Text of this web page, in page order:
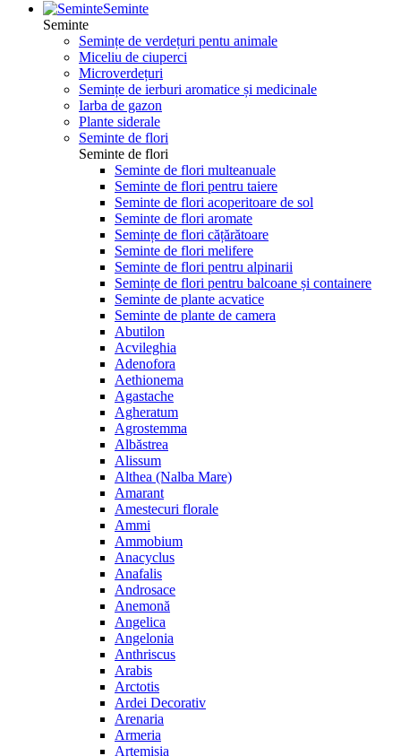
Seminte
Seminte
Semințe de verdețuri pentu animale
Miceliu de ciuperci
Microverdețuri
Semințe de ierburi aromatice și medicinale
Iarba de gazon
Plante siderale
Seminte de flori
Seminte de flori
Seminte de flori multeanuale
Seminte de flori pentru taiere
Seminte de flori acoperitoare de sol
Seminte de flori aromate
Semințe de flori cățărătoare
Seminte de flori melifere
Seminte de flori pentru alpinarii
Semințe de flori pentru balcoane și containere
Seminte de plante acvatice
Seminte de plante de camera
Abutilon
Acvileghia
Adenofora
Aethionema
Agastache
Agheratum
Agrostemma
Albăstrea
Alissum
Althea (Nalba Mare)
Amarant
Amestecuri florale
Ammi
Ammobium
Anacyclus
Anafalis
Androsace
Anemonă
Angelica
Angelonia
Anthriscus
Arabis
Arctotis
Ardei Decorativ
Arenaria
Armeria
Artemisia